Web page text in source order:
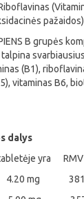
B grupės
(B1),
vitaminas B6,
dalys
yra RMV
mg